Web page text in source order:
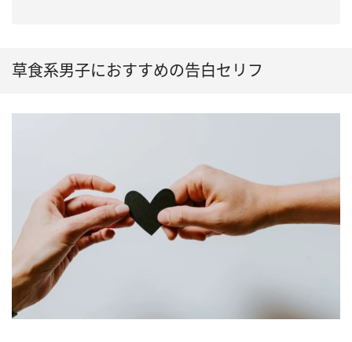
（4）落ち着いた場所を選ぶ
草食系男子におすすめの告白セリフ